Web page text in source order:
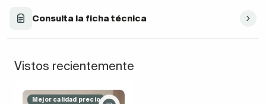
Consulta la ficha técnica
Vistos recientemente
Mejor calidad precio